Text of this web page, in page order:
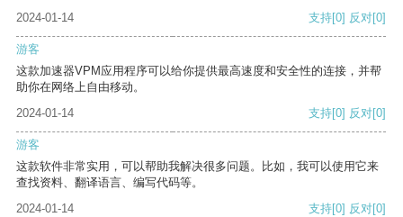
2024-01-14
支持[0] 反对[0]
游客
这款加速器VPM应用程序可以给你提供最高速度和安全性的连接，并帮
助你在网络上自由移动。
2024-01-14
支持[0] 反对[0]
游客
这款软件非常实用，可以帮助我解决很多问题。比如，我可以使用它来
查找资料、翻译语言、编写代码等。
2024-01-14
支持[0] 反对[0]